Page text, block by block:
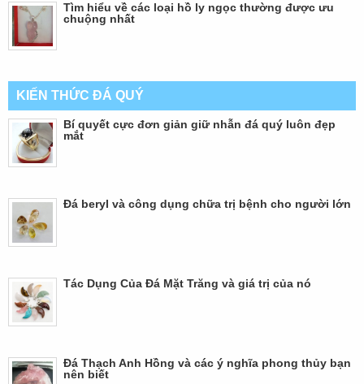
Tìm hiểu về các loại hồ ly ngọc thường được ưu
chuộng nhất
KIẾN THỨC ĐÁ QUÝ
Bí quyết cực đơn giản giữ nhẫn đá quý luôn đẹp
mắt
Đá beryl và công dụng chữa trị bệnh cho người lớn
Tác Dụng Của Đá Mặt Trăng và giá trị của nó
Đá Thạch Anh Hồng và các ý nghĩa phong thủy bạn
nên biết